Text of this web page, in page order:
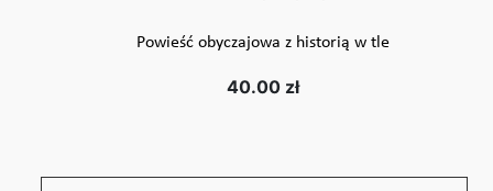
Powieść obyczajowa z historią w tle
40.00 zł